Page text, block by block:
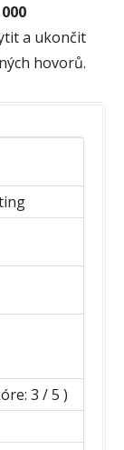
a ukončit
hovorů.
3 / 5 )